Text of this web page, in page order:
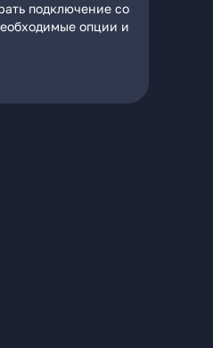
подключение со
опции и